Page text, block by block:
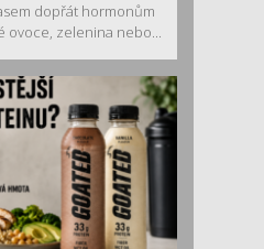
dopřát hormonům
ovoce, zelenina nebo...